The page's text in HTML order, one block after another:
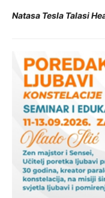
Natasa Tesla Talasi